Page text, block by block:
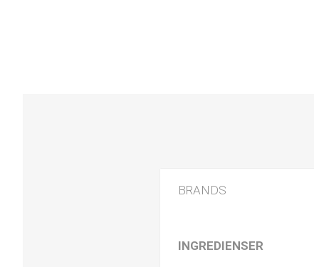
BRANDS
INGREDIENSER